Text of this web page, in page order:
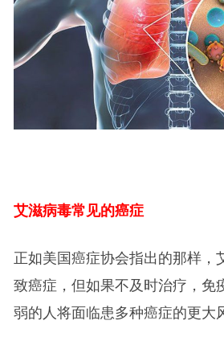
艾滋病毒常见的癌症
正如美国癌症协会指出的那样，
致癌症，但如果不及时治疗，免
弱的人将面临患多种癌症的更大